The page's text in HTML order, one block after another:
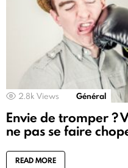
2.8k Views Général
Envie de tromper ?
ne pas se faire
READ MORE